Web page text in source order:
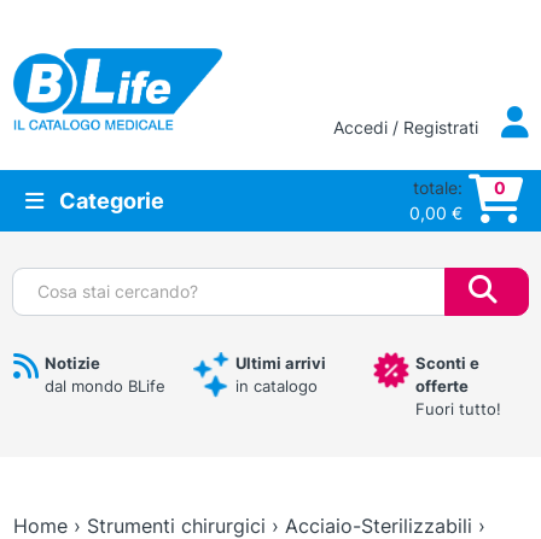
Vai al contenuto principale
Accedi / Registrati
Categorie
totale:
0,00 €
0
Cerca:
Notizie
dal mondo BLife
Ultimi arrivi
in catalogo
Sconti e
offerte
Fuori tutto!
Home› Strumenti chirurgici › Acciaio-Sterilizzabili ›